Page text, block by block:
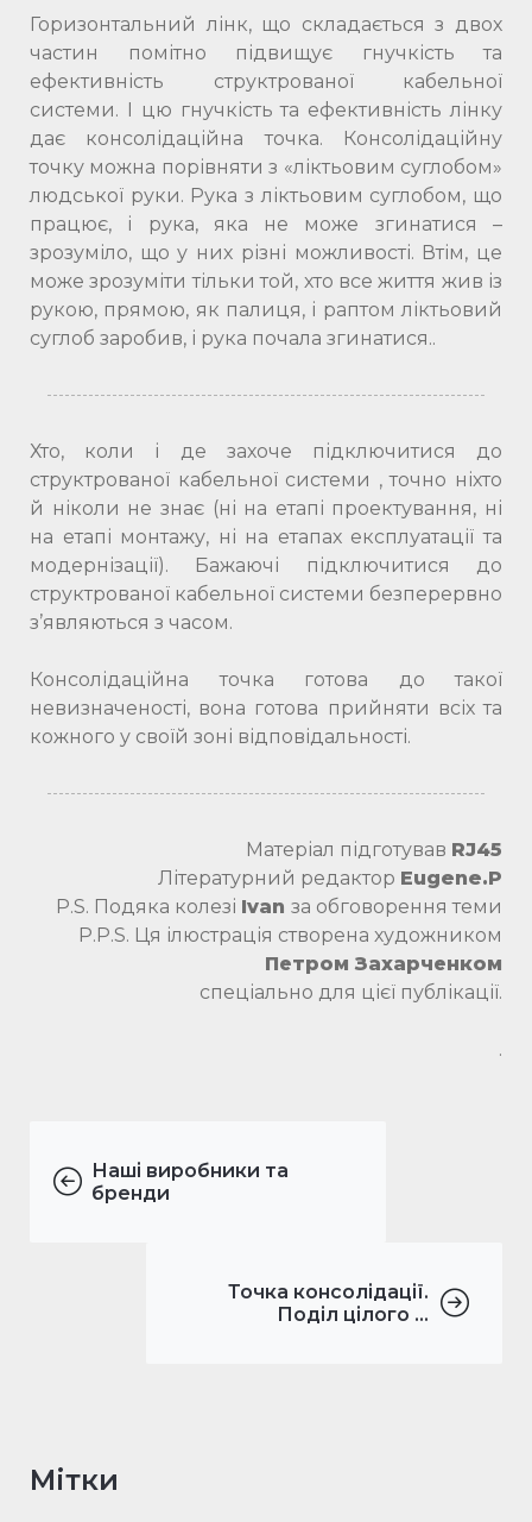
Горизонтальний лінк, що складається з двох
частин помітно підвищує гнучкість та
ефективність структрованої кабельної
системи. І цю гнучкість та ефективність лінку
дає консолідаційна точка. Консолідаційну
точку можна порівняти з «ліктьовим суглобом»
людської руки. Рука з ліктьовим суглобом, що
працює, і рука, яка не може згинатися –
зрозуміло, що у них різні можливості. Втім, це
може зрозуміти тільки той, хто все життя жив із
рукою, прямою, як палиця, і раптом ліктьовий
суглоб заробив, і рука почала згинатися..
Хто, коли і де захоче підключитися до
структрованої кабельної системи , точно ніхто
й ніколи не знає (ні на етапі проектування, ні
на етапі монтажу, ні на етапах експлуатації та
модернізації). Бажаючі підключитися до
структрованої кабельної системи безперервно
з’являються з часом.
Консолідаційна точка готова до такої
невизначеності, вона готова прийняти всіх та
кожного у своїй зоні відповідальності.
Матеріал підготував RJ45
Літературний редактор Eugene.P
P.S. Подяка колезі Ivan за обговорення теми
P.P.S. Ця ілюстрація створена художником
Петром Захарченком
cпеціально для цієї публікації.
.
Наші виробники та
бренди
Точка консолідації.
Поділ цілого ...
Мітки